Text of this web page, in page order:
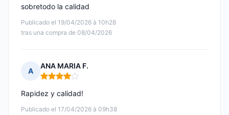
Publicado el 19/04/2026 à 10h28
tras una compra de 08/04/2026
sobretodo la calidad
A
ANA MARIA F.
Nota: 4 de 5
Publicado el 17/04/2026 à 09h38
Rapidez y calidad!